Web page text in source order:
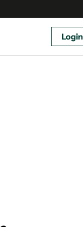
Login